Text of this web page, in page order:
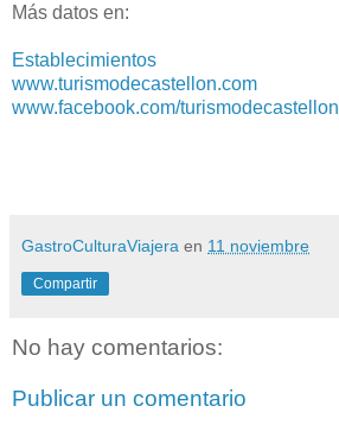
Más datos en:
Establecimientos
www.turismodecastellon.com
www.facebook.com/turismodecastellon
GastroCulturaViajera en 11 noviembre
Compartir
No hay comentarios:
Publicar un comentario